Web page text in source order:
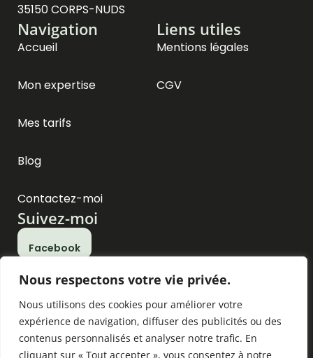
Nous respectons votre vie privée.
Nous utilisons des cookies pour améliorer votre
expérience de navigation, diffuser des publicités ou des
contenus personnalisés et analyser notre trafic. En
cliquant sur « Tout accepter », vous consentez à notre
35150 CORPS-NUDS
Navigation
Accueil
Mon expertise
Mes tarifs
Blog
Contactez-moi
Liens utiles
Mentions légales
CGV
Suivez-moi
Facebook
Instagram
© 2025 Harmonie Canine BZH – Tous droits réservés